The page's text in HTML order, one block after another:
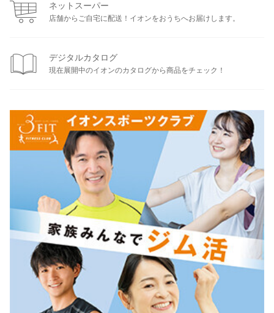
ネットスーパー
店舗からご自宅に配送！イオンをおうちへお届けします。
デジタルカタログ
現在展開中のイオンのカタログから商品をチェック！